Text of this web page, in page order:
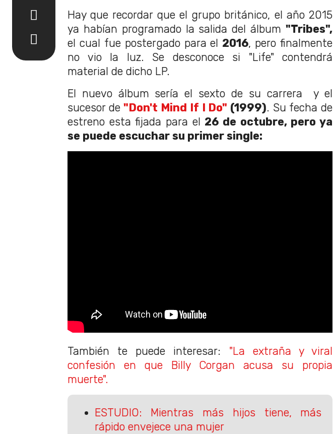
Hay que recordar que el grupo británico, el año 2015
ya habían programado la salida del álbum "Tribes",
el cual fue postergado para el 2016, pero finalmente
no vio la luz. Se desconoce si "Life" contendrá
material de dicho LP.
El nuevo álbum sería el sexto de su carrera y el
sucesor de"Don't Mind If I Do" (1999). Su fecha de
estreno esta fijada para el 26 de octubre, pero ya
se puede escuchar su primer single:
También te puede interesar: "La extraña y viral
confesión en que Billy Corgan acusa su propia
muerte".
ESTUDIO: Mientras más hijos tiene, más
rápido envejece una mujer